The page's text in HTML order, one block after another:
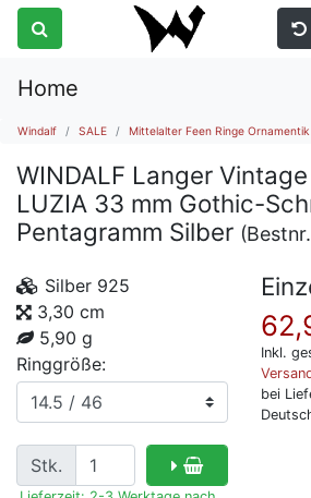
Home
Windalf SALE Mittelalter Feen Ringe Ornamentik
WINDALF Langer
LUZIA 33 mm Gothic-
Pentagramm Silber
Silber 925
3,30 cm
5,90 g
Ringgröße:
Stk.
Inkl.
bei